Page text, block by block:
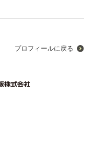
プロフィールに戻る